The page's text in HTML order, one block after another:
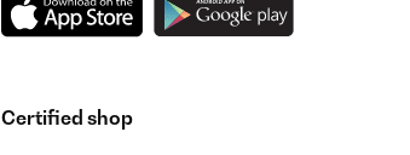
Certified shop